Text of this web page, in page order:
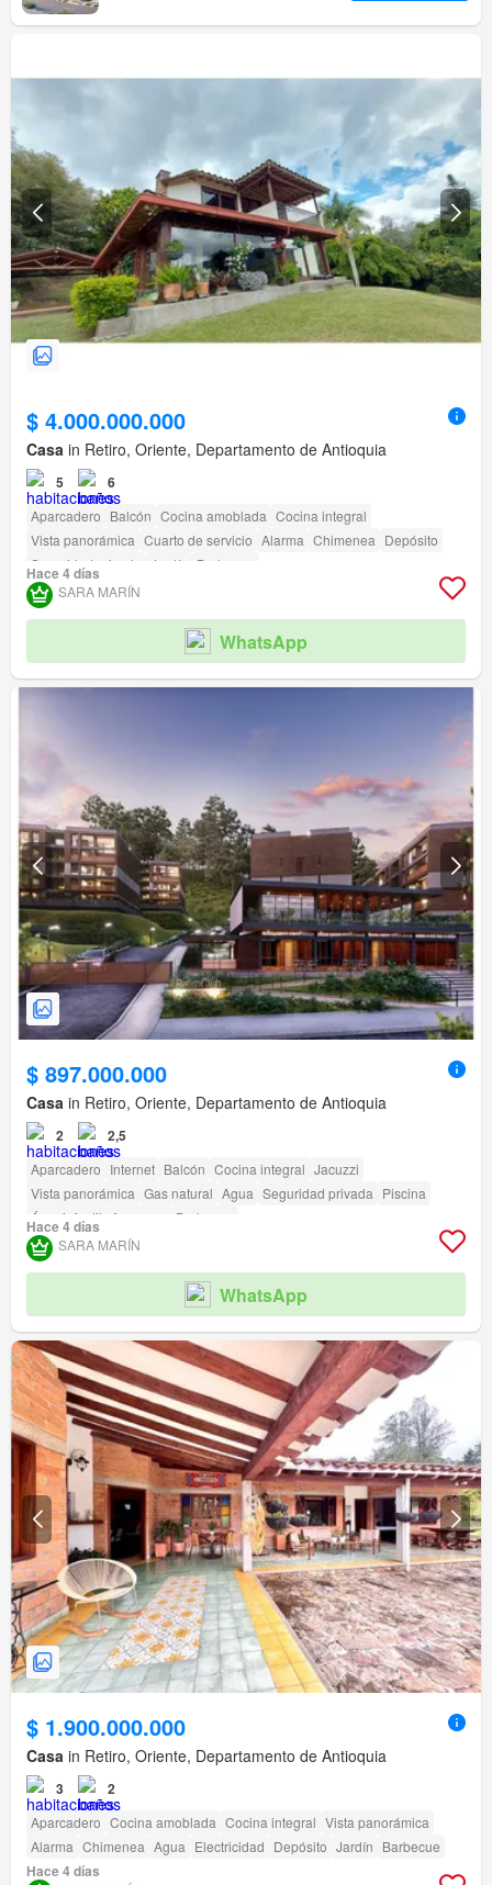
$ 4.000.000.000
Casa in Retiro, Oriente, Departamento de Antioquia
5 6
Aparcadero Balcón Cocina amoblada Cocina integral
Vista panorámica Cuarto de servicio Alarma Chimenea Depósito
Seguridad privada
Jardín Barbecue
Hace 4 días
SARA MARÍN
WhatsApp
$ 897.000.000
Casa in Retiro, Oriente, Departamento de Antioquia
2 2,5
Aparcadero Internet Balcón Cocina integral Jacuzzi
Vista panorámica Gas natural Agua Seguridad privada Piscina
Área infantil
Ascensor
Barbecue
Acceso para personas con discapacidad
Hace 4 días
SARA MARÍN
WhatsApp
$ 1.900.000.000
Casa in Retiro, Oriente, Departamento de Antioquia
3 2
Aparcadero Cocina amoblada Cocina integral Vista panorámica
Alarma Chimenea Agua Electricidad Depósito Jardín Barbecue
Hace 4 días